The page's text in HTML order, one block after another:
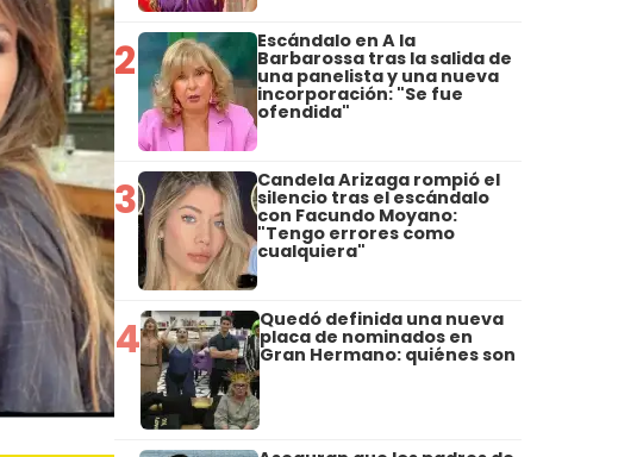
2 Escándalo en A la
Barbarossa tras la salida de
una panelista y una nueva
incorporación: "Se fue
ofendida"
3 Candela Arizaga rompió el
silencio tras el escándalo
con Facundo Moyano:
"Tengo errores como
cualquiera"
4 Quedó definida una nueva
placa de nominados en
Gran Hermano: quiénes son